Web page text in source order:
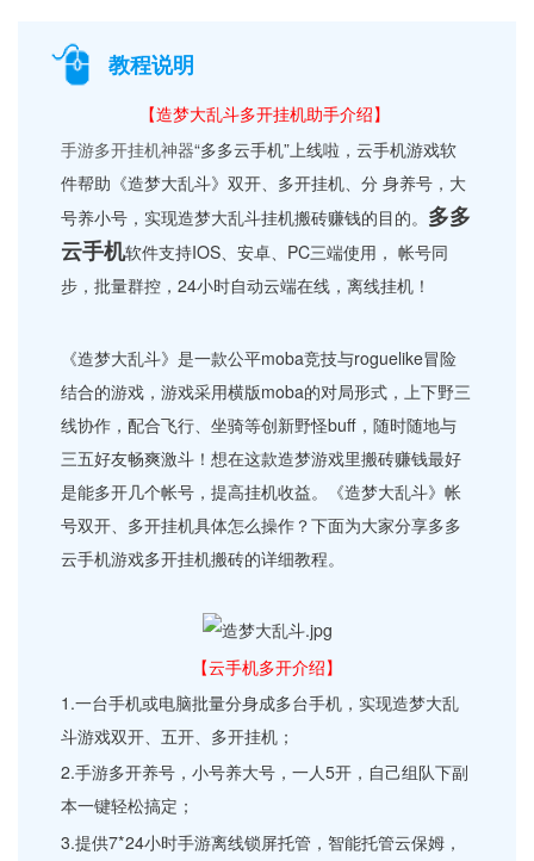
教程说明
【造梦大乱斗多开挂机助手介绍】
手游多开挂机神器“多多云手机”上线啦，云手机游戏软
件帮助《造梦大乱斗》双开、多开挂机、分 身养号，大
号养小号，实现造梦大乱斗挂机搬砖赚钱的目的。 多多
云手机软件支持IOS、安卓、PC三端使用， 帐号同
步，批量群控，24小时自动云端在线，离线挂机！
《造梦大乱斗》是一款公平moba竞技与roguelike冒险
结合的游戏，游戏采用横版moba的对局形式，上下野三
线协作，配合飞行、坐骑等创新野怪buff，随时随地与
三五好友畅爽激斗！想在这款造梦游戏里搬砖赚钱最好
是能多开几个帐号，提高挂机收益。《造梦大乱斗》帐
号双开、多开挂机具体怎么操作？下面为大家分享多多
云手机游戏多开挂机搬砖的详细教程。
【云手机多开介绍】
1.一台手机或电脑批量分身成多台手机，实现造梦大乱
斗游戏双开、五开、多开挂机；
2.手游多开养号，小号养大号，一人5开，自己组队下副
本一键轻松搞定；
3.提供7*24小时手游离线锁屏托管，智能托管云保姆，